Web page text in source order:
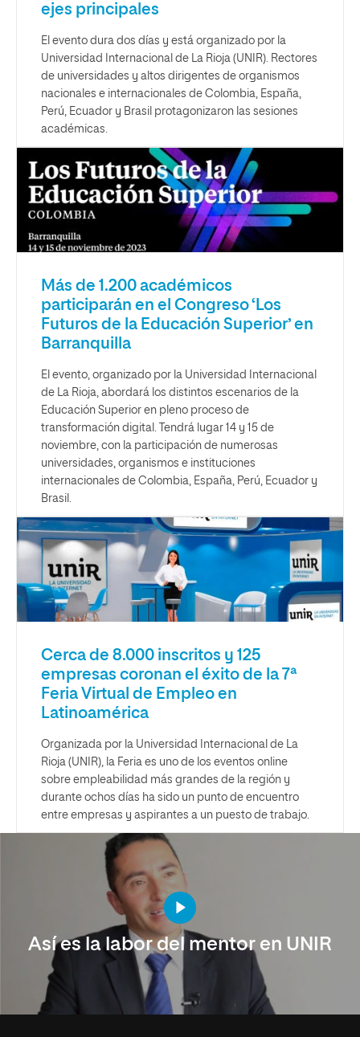
ejes principales
El evento dura dos días y está organizado por la
Universidad Internacional de La Rioja (UNIR). Rectores
de universidades y altos dirigentes de organismos
nacionales e internacionales de Colombia, España,
Perú, Ecuador y Brasil protagonizaron las sesiones
académicas.
Más de 1.200 académicos
participarán en el Congreso ‘Los
Futuros de la Educación Superior’ en
Barranquilla
El evento, organizado por la Universidad Internacional
de La Rioja, abordará los distintos escenarios de la
Educación Superior en pleno proceso de
transformación digital. Tendrá lugar 14 y 15 de
noviembre, con la participación de numerosas
universidades, organismos e instituciones
internacionales de Colombia, España, Perú, Ecuador y
Brasil.
Cerca de 8.000 inscritos y 125
empresas coronan el éxito de la 7ª
Feria Virtual de Empleo en
Latinoamérica
Organizada por la Universidad Internacional de La
Rioja (UNIR), la Feria es uno de los eventos online
sobre empleabilidad más grandes de la región y
durante ochos días ha sido un punto de encuentro
entre empresas y aspirantes a un puesto de trabajo.
Así es la labor del mentor en UNIR